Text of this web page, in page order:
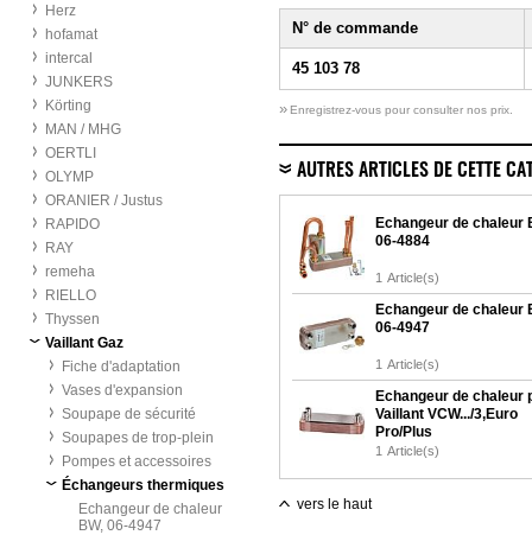
Herz
hofamat
intercal
JUNKERS
Körting
MAN / MHG
OERTLI
OLYMP
ORANIER / Justus
RAPIDO
RAY
remeha
RIELLO
Thyssen
Vaillant Gaz
Fiche d'adaptation
Vases d'expansion
Soupape de sécurité
Soupapes de trop-plein
Pompes et accessoires
Échangeurs thermiques
Echangeur de chaleur
BW, 06-4947
N° de commande
45 103 78
» Enregistrez-vous pour consulter nos prix.
AUTRES ARTICLES DE CETTE
Echangeur de chaleur
06-4884
1 Article(s)
Echangeur de chaleur
06-4947
1 Article(s)
Echangeur de chaleur
Vaillant VCW.../3,Euro
Pro/Plus
1 Article(s)
vers le haut